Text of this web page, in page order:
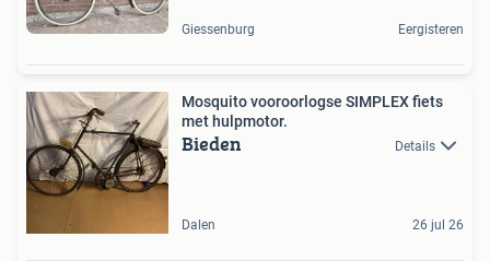
Giessenburg Eergisteren
Mosquito vooroorlogse SIMPLEX fiets
met hulpmotor.
Bieden Details
Dalen 26 jul 26